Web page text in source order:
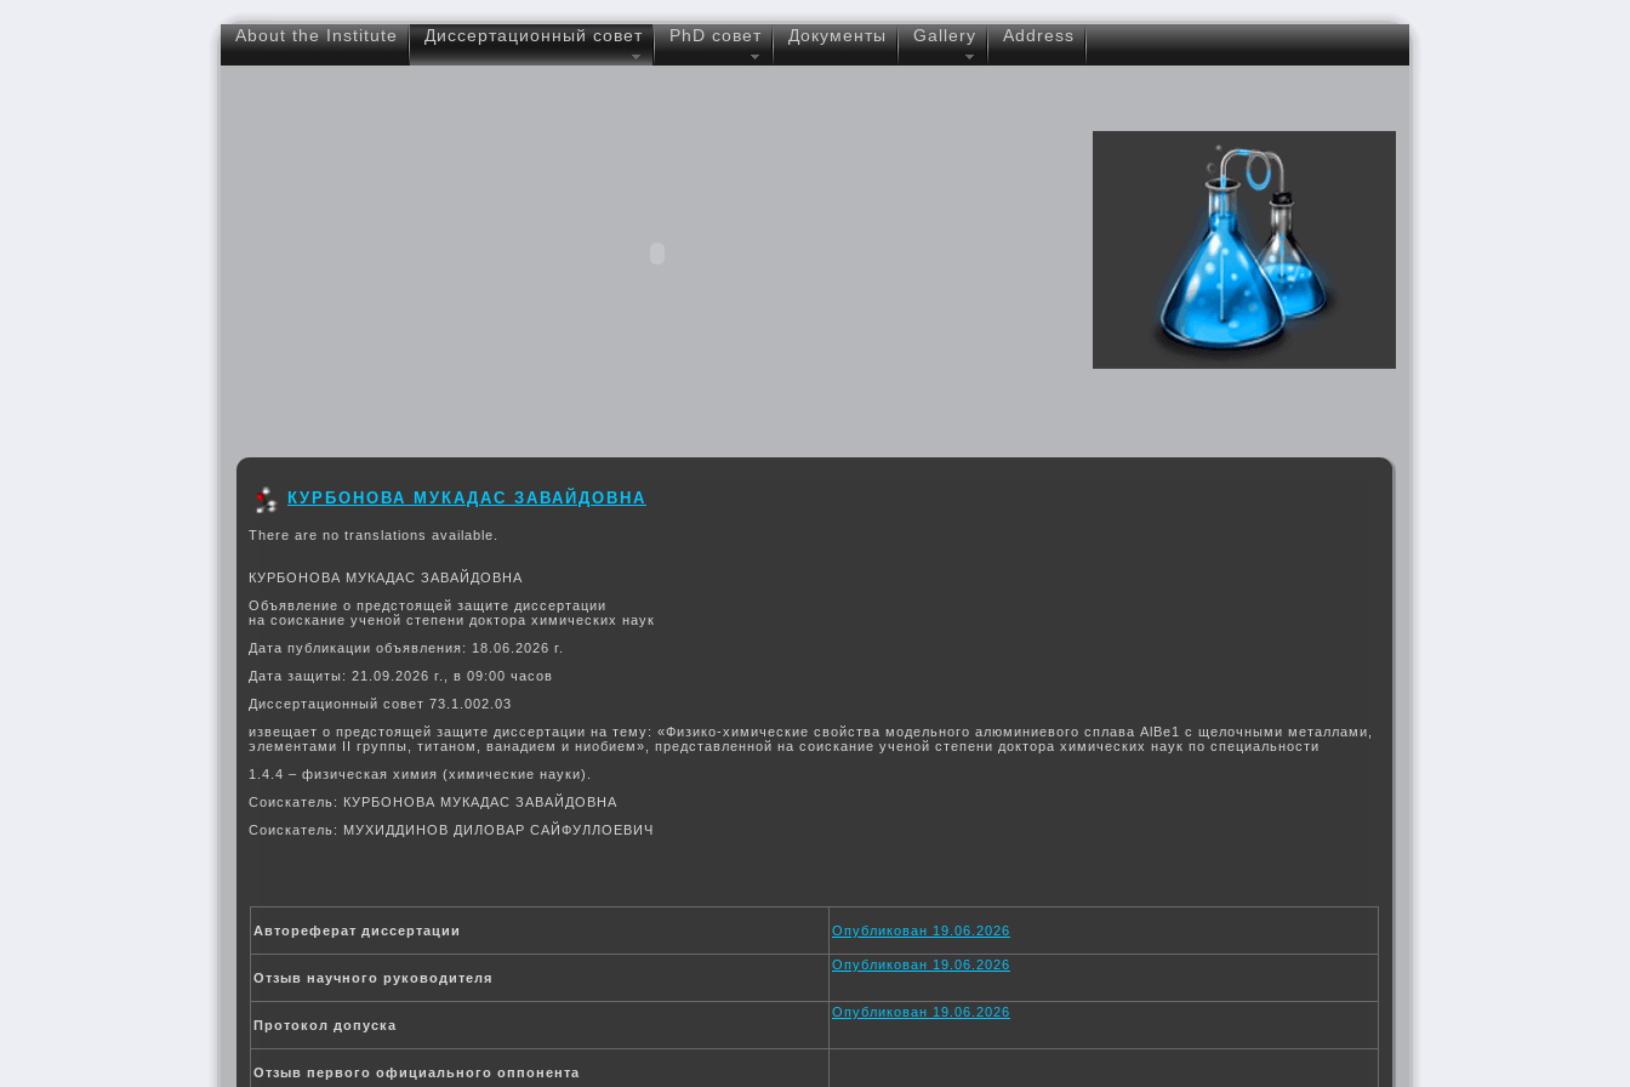
About the Institute Диссертационный совет PhD совет Документы Gallery Address
КУРБОНОВА МУКАДАС ЗАВАЙДОВНА
There are no translations available.
КУРБОНОВА МУКАДАС ЗАВАЙДОВНА
Объявление о предстоящей защите диссертации
на соискание ученой степени доктора химических наук
Дата публикации объявления: 18.06.2026 г.
Дата защиты: 21.09.2026 г., в 09:00 часов
Диссертационный совет 73.1.002.03
извещает о предстоящей защите диссертации на тему: «Физико-химические свойства модельного алюминиевого сплава АlBe1 с щелочными металлами,
элементами II группы, титаном, ванадием и ниобием», представленной на соискание ученой степени доктора химических наук по специальности
1.4.4 – физическая химия (химические науки).
Соискатель: КУРБОНОВА МУКАДАС ЗАВАЙДОВНА
Соискатель: МУХИДДИНОВ ДИЛОВАР САЙФУЛЛОЕВИЧ
Автореферат диссертации Опубликован 19.06.2026
Отзыв научного руководителя
Опубликован 19.06.2026
Протокол допуска
Опубликован 19.06.2026
Отзыв первого официального оппонента